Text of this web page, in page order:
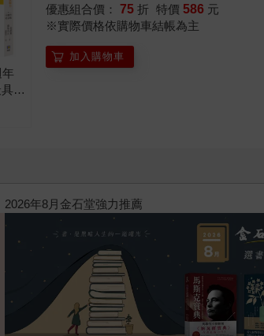
說
優惠組合價： 75 折 特價 586 元
※實際價格依購物車結帳為主
加入購物車
高功能倖存者：如果不「有用」，我還值得被愛嗎